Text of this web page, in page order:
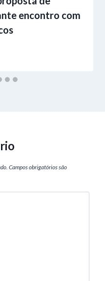
encontro com
Campos obrigatórios são